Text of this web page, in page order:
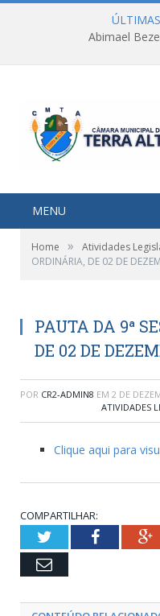
Abimael
MENU
Home » Atividades
ORDINÁRIA, DE 02 DE
PAUTA DA 9ª
DE 02 DE
POR CR2-ADMIN8 EM 2 DE
ATIVIDADES
Clique aqui para
COMPARTILHAR:
TwitterFacebook
Email